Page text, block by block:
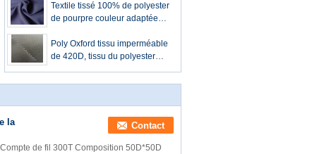
Textile tissé 100% de polyester
de pourpre couleur adaptée
GM/M qui respecte
l'environnement
Poly Oxford tissu imperméable
de 420D, tissu du polyester
la
Contact
de fil 300T Composition 50D*50D